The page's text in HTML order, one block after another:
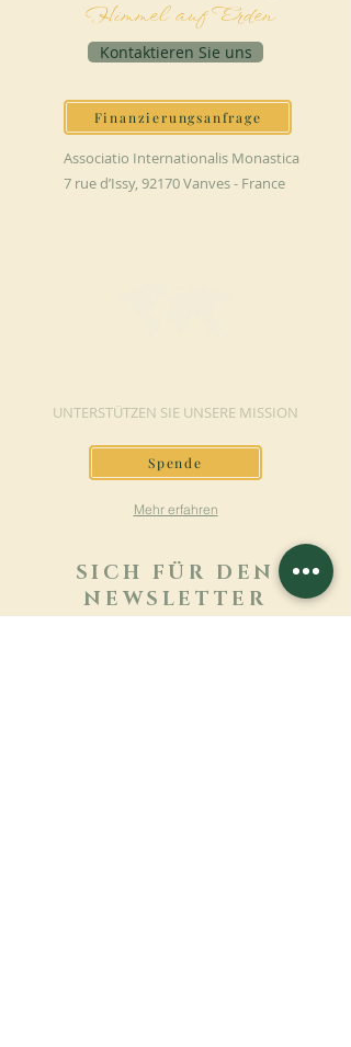
Himmel auf Erden
Kontaktieren Sie uns
Finanzierungsanfrage
Associatio Internationalis Monastica
7 rue d’Issy, 92170 Vanves - France
UNTERSTÜTZEN SIE UNSERE MISSION
Spende
Mehr erfahren
SICH FÜR DEN
NEWSLETTER